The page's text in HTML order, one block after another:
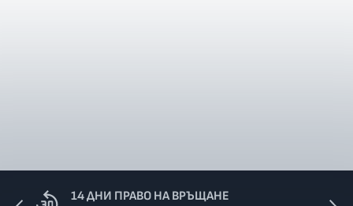
14 ДНИ ПРАВО НА ВРЪЩАНЕ